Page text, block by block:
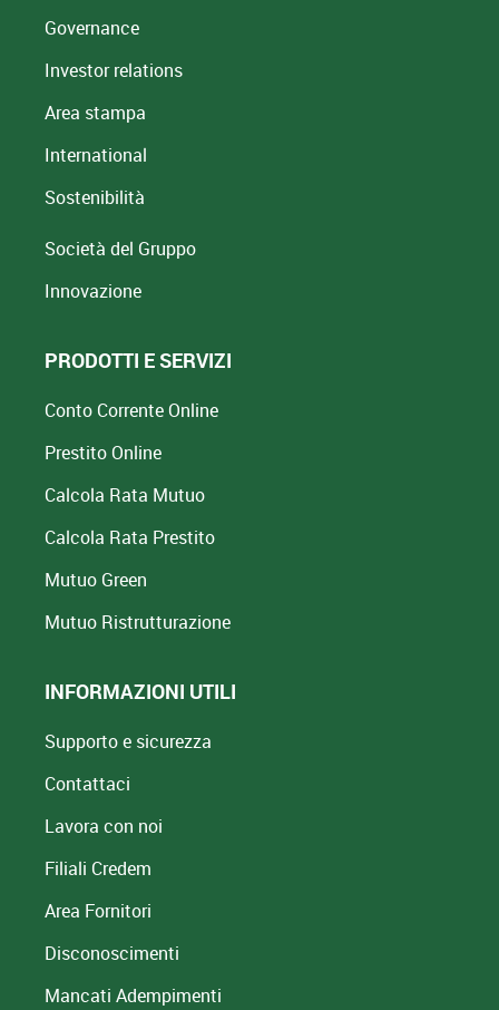
Governance
Investor relations
Area stampa
International
Sostenibilità
Società del Gruppo
Innovazione
PRODOTTI E SERVIZI
Conto Corrente Online
Prestito Online
Calcola Rata Mutuo
Calcola Rata Prestito
Mutuo Green
Mutuo Ristrutturazione
INFORMAZIONI UTILI
Supporto e sicurezza
Contattaci
Lavora con noi
Filiali Credem
Area Fornitori
Disconoscimenti
Mancati Adempimenti